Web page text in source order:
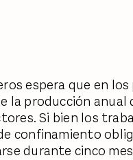
espera que en
la producción anual
Si bien los
confinamiento
durante cinco